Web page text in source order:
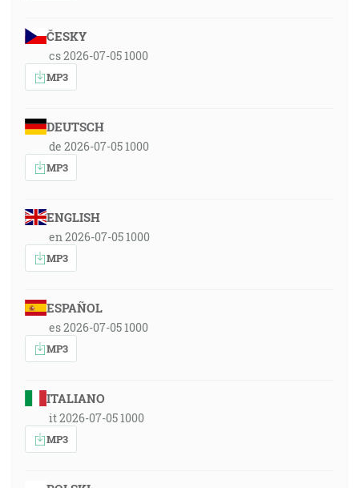
ČESKY
cs 2026-07-05 1000
MP3
DEUTSCH
de 2026-07-05 1000
MP3
ENGLISH
en 2026-07-05 1000
MP3
ESPAÑOL
es 2026-07-05 1000
MP3
ITALIANO
it 2026-07-05 1000
MP3